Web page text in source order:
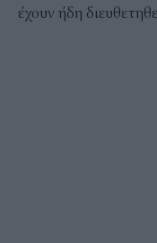
έχουν ήδη